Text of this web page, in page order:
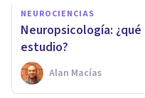
NEUROCIENCIAS
Neuropsicología:
estudio?
Alan Macías